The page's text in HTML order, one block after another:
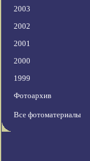
2003
2002
2001
2000
1999
Фотоархив
Все фотоматериалы